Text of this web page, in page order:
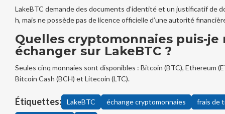
LakeBTC demande des documents d’identité et un justificatif de
h, mais ne possède pas de licence officielle d’une autorité
Quelles cryptomonnaies
échanger sur LakeBTC ?
Seules cinq monnaies sont disponibles : Bitcoin (BTC), Ethereum
Bitcoin Cash (BCH) et Litecoin (LTC).
Étiquettes: LakeBTC échange cryptomonnaies frais de